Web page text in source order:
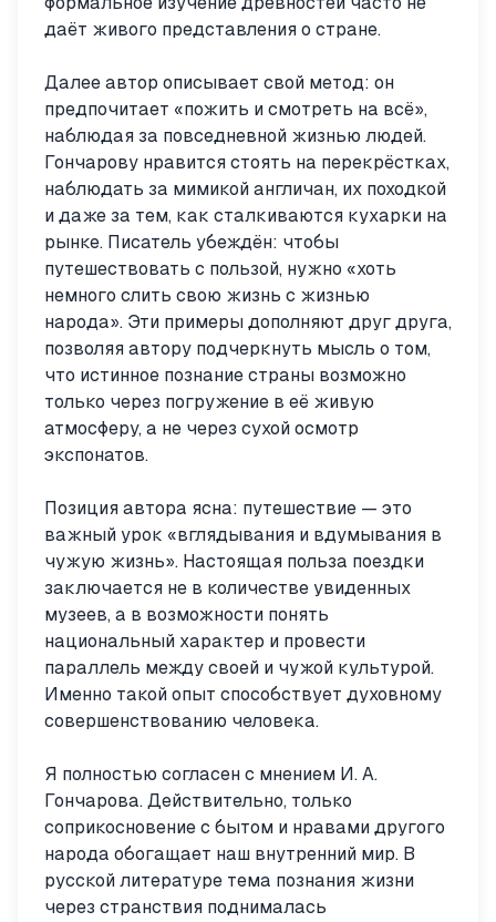
даёт живого представления о стране.
Далее автор описывает свой метод: он
предпочитает «пожить и смотреть на всё»,
наблюдая за повседневной жизнью людей.
Гончарову нравится стоять на перекрёстках,
наблюдать за мимикой англичан, их походкой
и даже за тем, как сталкиваются кухарки на
рынке. Писатель убеждён: чтобы
путешествовать с пользой, нужно «хоть
немного слить свою жизнь с жизнью
народа». Эти примеры дополняют друг друга,
позволяя автору подчеркнуть мысль о том,
что истинное познание страны возможно
только через погружение в её живую
атмосферу, а не через сухой осмотр
экспонатов.
Позиция автора ясна: путешествие — это
важный урок «вглядывания и вдумывания в
чужую жизнь». Настоящая польза поездки
заключается не в количестве увиденных
музеев, а в возможности понять
национальный характер и провести
параллель между своей и чужой культурой.
Именно такой опыт способствует духовному
совершенствованию человека.
Я полностью согласен с мнением И. А.
Гончарова. Действительно, только
соприкосновение с бытом и нравами другого
народа обогащает наш внутренний мир. В
русской литературе тема познания жизни
через странствия поднималась